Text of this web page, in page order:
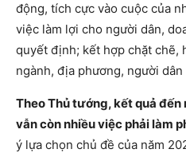
động, tích cực vào cuộc của
việc làm lợi cho người dân,
quyết định; kết hợp chặt chẽ,
ngành, địa phương, người
Theo Thủ tướng, kết quả
vẫn còn nhiều việc phải làm
ý lựa chọn chủ đề của năm